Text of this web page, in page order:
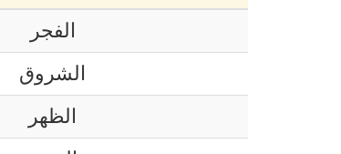
الفجر
الشروق
الظهر